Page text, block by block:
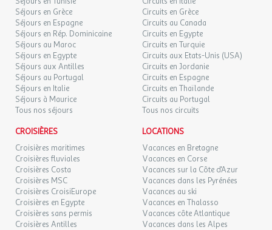
Sports nautiques
Kayak
Emplacement : En dehors de l'établissement
Kayak
Dates d'ouverture : Ouvert en juillet et août
Jeux :
Trampoline
Dates d'ouverture : Ouvert toute la saison
Aire de jeux pour enfants
Dates d'ouverture : Ouvert toute la saison
Prix : Gratuit
Infos supplémentaires sports et loisirs :Prêt de ballon de foot,
volley, boules de pétanque, raquettes de ping pong
Séjours en Grèce
Séjours en Espagne
Séjours en Rép. Dominicaine
Séjours au Maroc
Séjours en Egypte
Séjours aux Antilles
Séjours au Portugal
Séjours en Italie
Séjours à Maurice
Tous nos séjours
Circuits en Grèce
Circuits au Canada
Circuits en Egypte
Circuits en Turquie
Circuits aux Etats-Unis (USA)
Circuits en Jordanie
Circuits en Espagne
Circuits en Thaïlande
Circuits au Portugal
Tous nos circuits
CROISIÈRES
Croisières maritimes
Croisières fluviales
Croisières Costa
Croisières MSC
Croisières CroisiEurope
Croisières en Egypte
Croisières sans permis
Croisières Antilles
LOCATIONS
Vacances en Bretagne
Vacances en Corse
Vacances sur la Côte d'Azur
Vacances dans les Pyrénées
Vacances au ski
Vacances en Thalasso
Vacances côte Atlantique
Vacances dans les Alpes